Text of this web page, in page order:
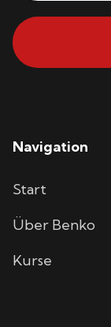
Navigation
Start
Über Benko
Kurse